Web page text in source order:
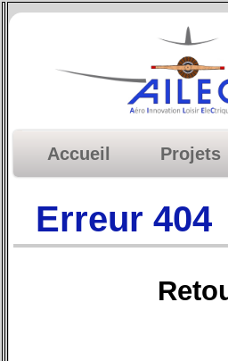
Accueil Projets
Erreur 404